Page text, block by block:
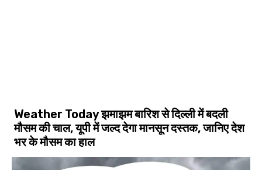
Weather Today झमाझम बारिश से दिल्ली में बदली
मौसम की चाल, यूपी में जल्द देगा मानसून दस्तक, जानिए देश
भर के मौसम का हाल